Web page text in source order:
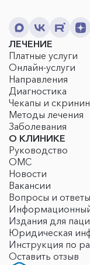
ЛЕЧЕНИЕ
Платные услуги
Онлайн-услуги
Направления
Диагностика
Чекапы и
Методы лечения
Заболевания
О КЛИНИКЕ
Руководство
ОМС
Новости
Вакансии
Вопросы и ответы
Издания для
Юридическая
Инструкция по
Оставить отзыв